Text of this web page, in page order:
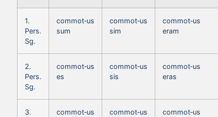
1.
Pers.
Sg.
commot‑us
sum
commot‑us
sim
commot‑us
eram
2.
Pers.
Sg.
commot‑us
es
commot‑us
sis
commot‑us
eras
3.
commot‑us
commot‑us
commot‑us